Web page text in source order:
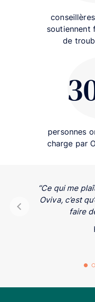
soutiennent
de
personnes
charge par
“Ce qui me
Oviva, c’est
faire